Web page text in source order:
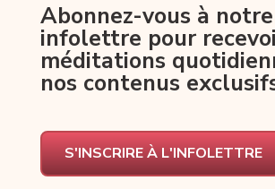
Abonnez-vous à notre
infolettre pour
méditations
nos contenus
S'INSCRIRE À L'INFOLETTRE